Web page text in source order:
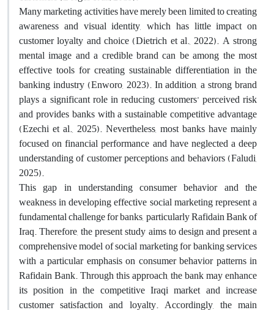
Many marketing activities have merely been limited to creating
awareness and visual identity, which has little impact on
customer loyalty and choice (Dietrich et al., 2022). A strong
mental image and a credible brand can be among the most
effective tools for creating sustainable differentiation in the
banking industry (Enworo, 2023). In addition, a strong brand
plays a significant role in reducing customers’ perceived risk
and provides banks with a sustainable competitive advantage
(Ezechi et al., 2025). Nevertheless, most banks have mainly
focused on financial performance and have neglected a deep
understanding of customer perceptions and behaviors (Faludi,
2025).
This gap in understanding consumer behavior and the
weakness in developing effective social marketing represent a
fundamental challenge for banks, particularly Rafidain Bank of
Iraq. Therefore, the present study aims to design and present a
comprehensive model of social marketing for banking services
with a particular emphasis on consumer behavior patterns in
Rafidain Bank. Through this approach, the bank may enhance
its position in the competitive Iraqi market and increase
customer satisfaction and loyalty. Accordingly, the main